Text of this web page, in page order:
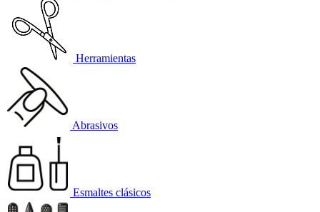
Herramientas
Abrasivos
Esmaltes clásicos